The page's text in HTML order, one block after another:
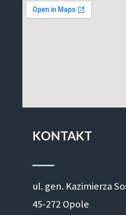
KONTAKT
ul. gen. Kazimierza
45-272 Opole